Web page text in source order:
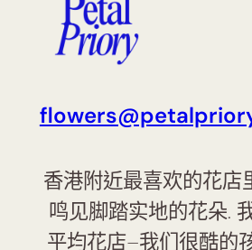
香港附近最喜欢的花店
鸣见脚踏实地的花朵.
平均花店–我们很酷的